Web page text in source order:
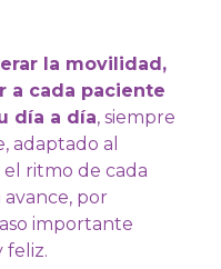
la movilidad,
a cada paciente
día a día, siempre
adaptado al
el ritmo de cada
por
importante
feliz.